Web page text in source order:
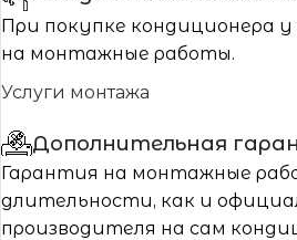
При покупке кондиционера
на монтажные работы.
Услуги монтажа
Дополнительная
Гарантия на монтажные
длительности, как и
производителя на сам